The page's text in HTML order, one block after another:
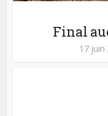
Final
17 juin